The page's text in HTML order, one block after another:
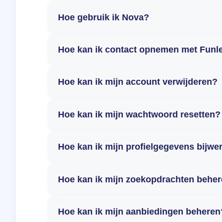
Hoe gebruik ik Nova?
Hoe kan ik contact opnemen met
Hoe kan ik mijn account verwijderen?
Hoe kan ik mijn wachtwoord resetten?
Hoe kan ik mijn profielgegevens
Hoe kan ik mijn zoekopdrachten
Hoe kan ik mijn aanbiedingen